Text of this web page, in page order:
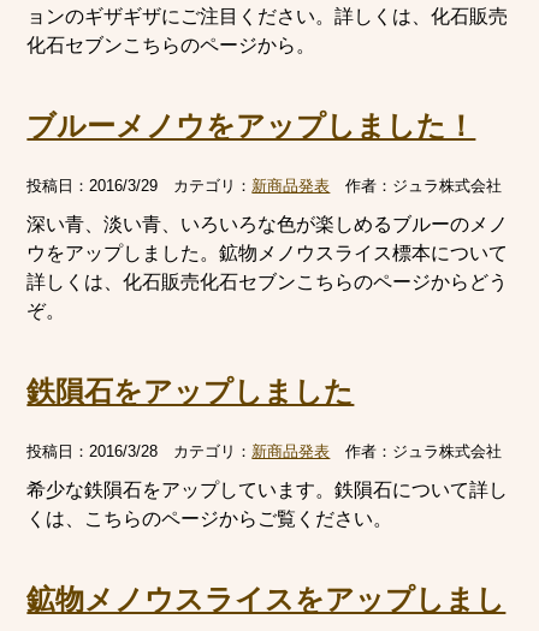
ョンのギザギザにご注目ください。詳しくは、化石販売
化石セブンこちらのページから。
ブルーメノウをアップしました！
投稿日：2016/3/29 カテゴリ： 新商品発表 作者： ジュラ株式会社
深い青、淡い青、いろいろな色が楽しめるブルーのメノ
ウをアップしました。鉱物メノウスライス標本について
詳しくは、化石販売化石セブンこちらのページからどう
ぞ。
鉄隕石をアップしました
投稿日：2016/3/28 カテゴリ： 新商品発表 作者： ジュラ株式会社
希少な鉄隕石をアップしています。鉄隕石について詳し
くは、こちらのページからご覧ください。
鉱物メノウスライスをアップしまし